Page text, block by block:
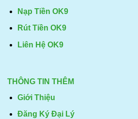
Nạp Tiền OK9
Rút Tiền OK9
Liên Hệ OK9
THÔNG TIN THÊM
Giới Thiệu
Đăng Ký Đại Lý